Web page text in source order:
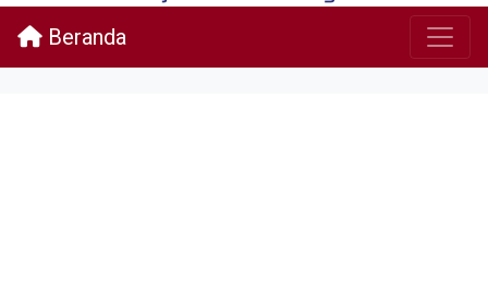
Beranda